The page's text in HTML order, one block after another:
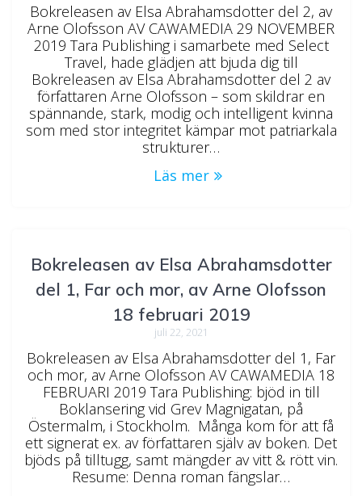
Bokreleasen av Elsa Abrahamsdotter del 2, av
Arne Olofsson AV CAWAMEDIA 29 NOVEMBER
2019 Tara Publishing i samarbete med Select
Travel, hade glädjen att bjuda dig till
Bokreleasen av Elsa Abrahamsdotter del 2 av
författaren Arne Olofsson – som skildrar en
spännande, stark, modig och intelligent kvinna
som med stor integritet kämpar mot patriarkala
strukturer…
Läs mer
Bokreleasen av Elsa Abrahamsdotter
del 1, Far och mor, av Arne Olofsson
18 februari 2019
juli 22, 2021
Bokreleasen av Elsa Abrahamsdotter del 1, Far
och mor, av Arne Olofsson AV CAWAMEDIA 18
FEBRUARI 2019 Tara Publishing: bjöd in till
Boklansering vid Grev Magnigatan, på
Östermalm, i Stockholm. Många kom för att få
ett signerat ex. av författaren själv av boken. Det
bjöds på tilltugg, samt mängder av vitt & rött vin.
Resume: Denna roman fängslar…